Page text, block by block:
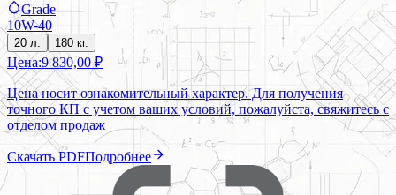
Grade
10W-40
20 л. 180 кг.
Цена:9 830,00 ₽
Цена носит ознакомительный характер. Для получения
точного КП с учетом ваших условий, пожалуйста, свяжитесь с
отделом продаж
Скачать PDFПодробнее